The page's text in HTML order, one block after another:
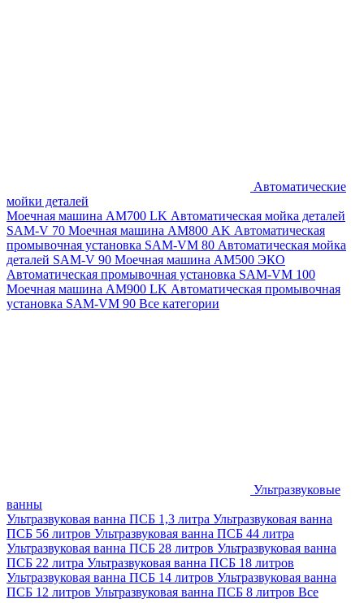
Автоматические
мойки деталей
Моечная машина AM700 LK Автоматическая мойка деталей
SAM-V 70 Моечная машина АМ800 AK Автоматическая
промывочная установка SAM-VM 80 Автоматическая мойка
деталей SAM-V 90 Моечная машина АМ500 ЭКО
Автоматическая промывочная установка SAM-VM 100
Моечная машина AM900 LK Автоматическая промывочная
установка SAM-VM 90 Все категории
Ультразвуковые
ванны
Ультразвуковая ванна ПСБ 1,3 литра Ультразвуковая ванна
ПСБ 56 литров Ультразвуковая ванна ПСБ 44 литра
Ультразвуковая ванна ПСБ 28 литров Ультразвуковая ванна
ПСБ 22 литра Ультразвуковая ванна ПСБ 18 литров
Ультразвуковая ванна ПСБ 14 литров Ультразвуковая ванна
ПСБ 12 литров Ультразвуковая ванна ПСБ 8 литров Все